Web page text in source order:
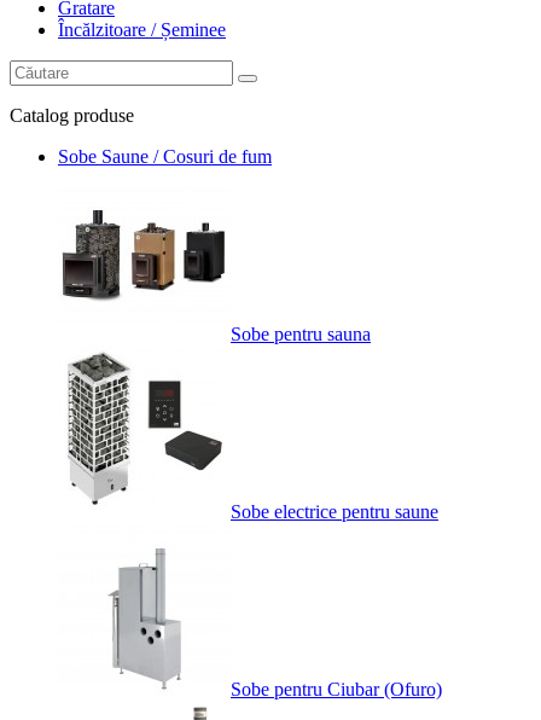
Gratare
Încălzitoare / Șeminee
Catalog produse
Sobe Saune / Cosuri de fum
Sobe pentru sauna
Sobe electrice pentru saune
Sobe pentru Ciubar (Ofuro)